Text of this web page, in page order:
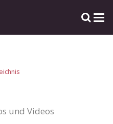
und Videos